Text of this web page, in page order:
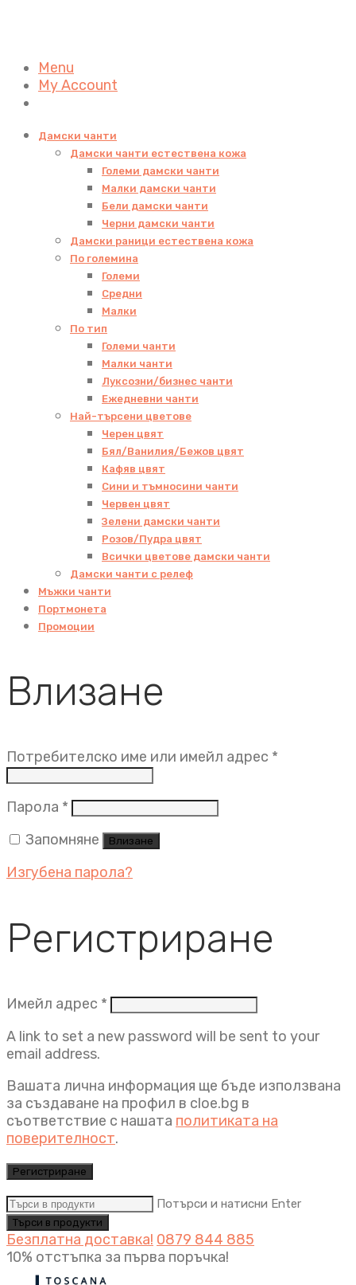
Menu
My Account
Дамски чанти
Дамски чанти естествена кожа
Големи дамски чанти
Малки дамски чанти
Бели дамски чанти
Черни дамски чанти
Дамски раници естествена кожа
По големина
Големи
Средни
Малки
По тип
Големи чанти
Малки чанти
Луксозни/бизнес чанти
Ежедневни чанти
Най-търсени цветове
Черен цвят
Бял/Ванилия/Бежов цвят
Кафяв цвят
Сини и тъмносини чанти
Червен цвят
Зелени дамски чанти
Розов/Пудра цвят
Всички цветове дамски чанти
Дамски чанти с релеф
Мъжки чанти
Портмонета
Промоции
Влизане
Потребителско име или имейл адрес *
Парола * Задължително
Запомняне
Влизане
Изгубена парола?
Регистриране
Имейл адрес * Задължително
A link to set a new password will be sent to your
email address.
Вашата лична информация ще бъде използвана
за създаване на профил в cloe.bg в
съответствие с нашата политиката на
поверителност.
Регистриране
Потърси и натисни Enter
Безплатна доставка! 0879 844 885
10% отстъпка за първа поръчка!